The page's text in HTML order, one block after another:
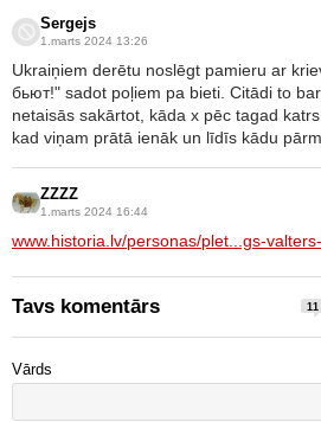
Sergejs
1.marts 2024 13:26
Ukraiņiem derētu noslēgt pamieru ar
бьют!" sadot poļiem pa bieti. Citādi to
netaisās sakārtot, kāda x pēc tagad
kad viņam prātā ienāk un līdīs kādu
ZZZZ
1.marts 2024 16:44
www.historia.lv/personas/plet...gs-
Tavs komentārs 11
Vārds